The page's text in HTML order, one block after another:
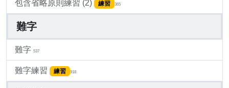
包含省略原則練習 (2) 練習 365
難字
難字 537
難字練習 練習 918